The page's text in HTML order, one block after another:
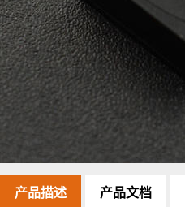
产品描述 产品文档